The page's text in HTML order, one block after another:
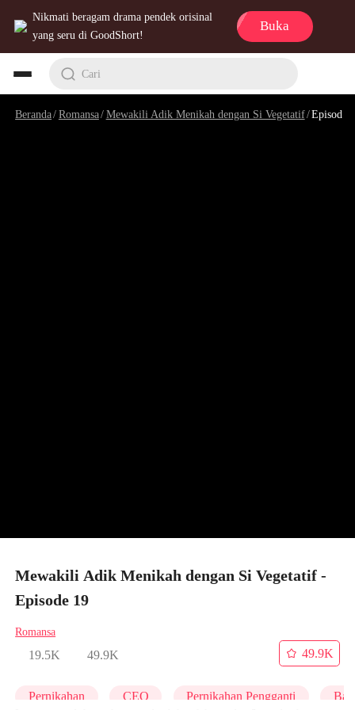
Nikmati beragam drama pendek orisinal
yang seru di GoodShort!
Buka
Cari
Beranda/Romansa/Mewakili Adik Menikah dengan Si Vegetatif/Episode 19
Mewakili Adik Menikah dengan Si Vegetatif -
Episode 19
Romansa
19.5K 49.9K
49.9K
Pernikahan CEO Pernikahan Pengganti